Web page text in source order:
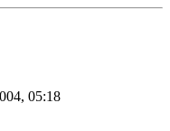
05:18